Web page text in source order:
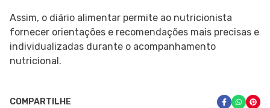
Assim, o diário alimentar permite ao nutricionista
fornecer orientações e recomendações mais precisas e
individualizadas durante o acompanhamento
nutricional.
COMPARTILHE